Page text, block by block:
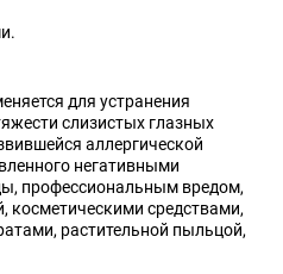
для устранения
слизистых глазных
аллергической
негативными
профессиональным вредом,
косметическими средствами,
растительной пыльцой,